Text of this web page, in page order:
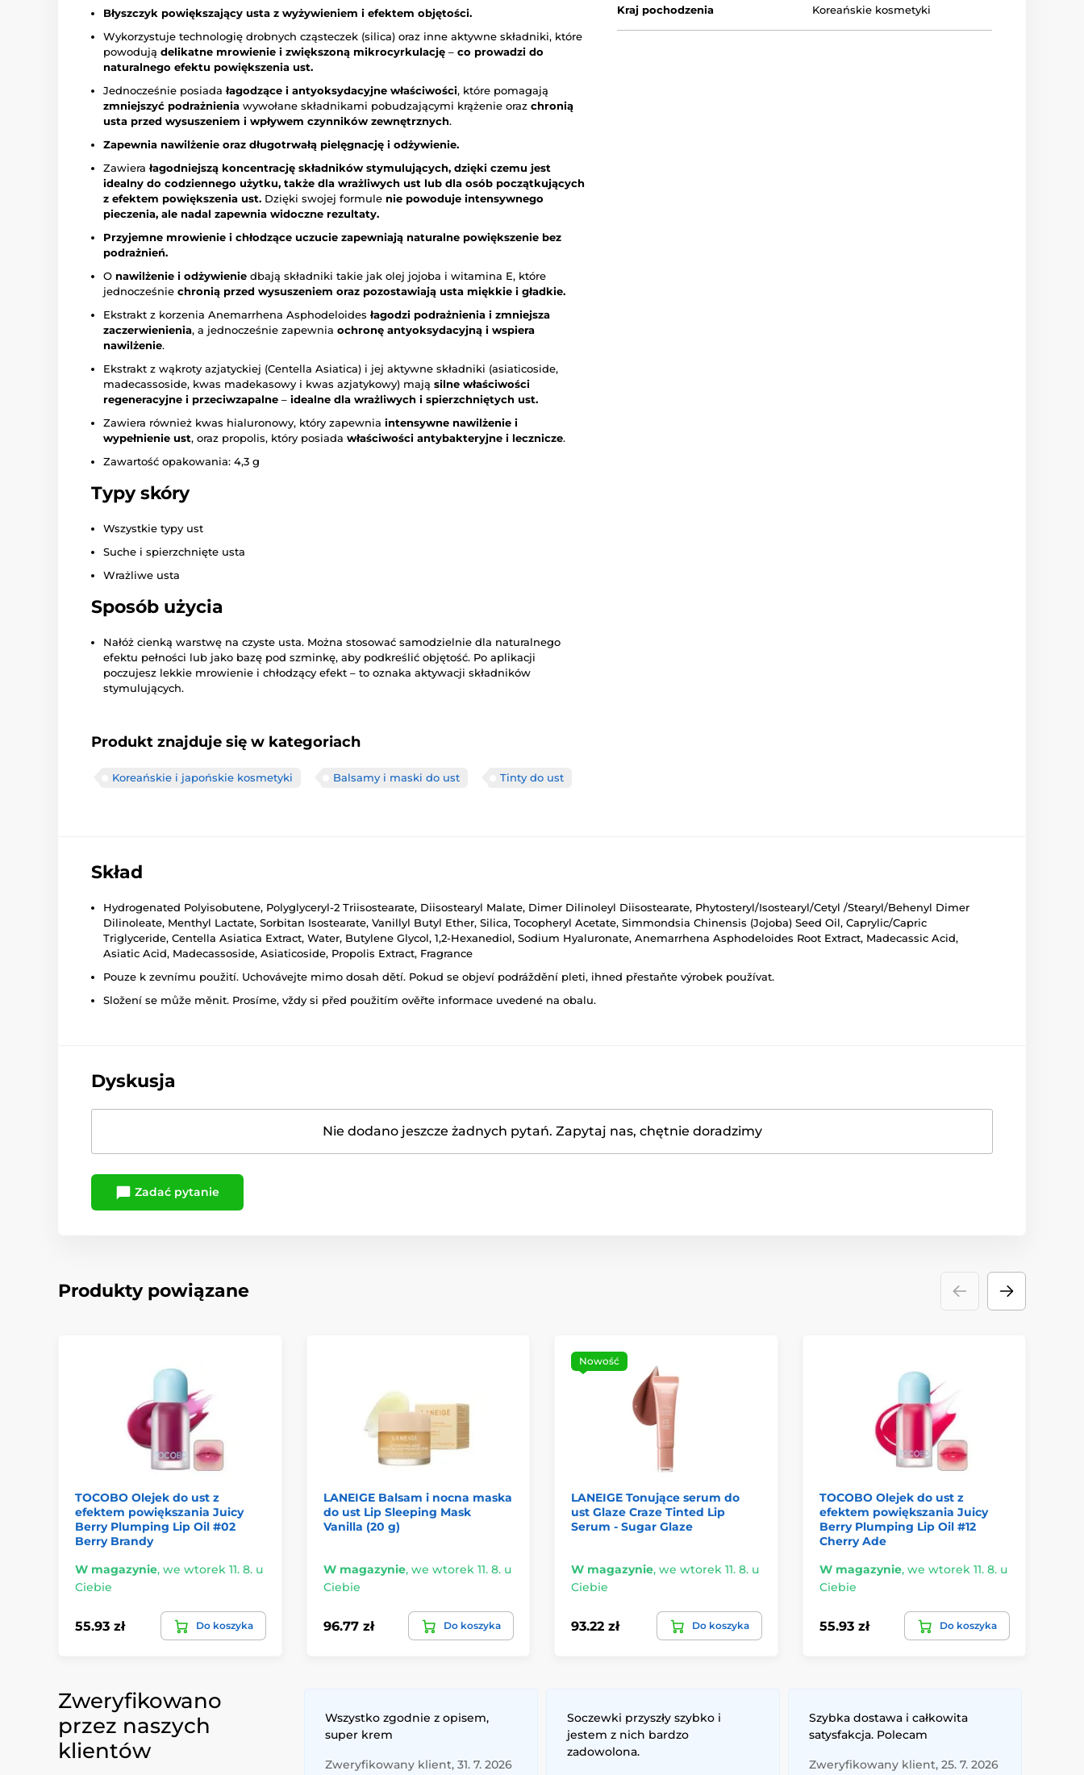
Błyszczyk powiększający usta z wyżywieniem i efektem objętości.
Wykorzystuje technologię drobnych cząsteczek (silica) oraz inne aktywne składniki, które
powodują delikatne mrowienie i zwiększoną mikrocyrkulację – co prowadzi do
naturalnego efektu powiększenia ust.
Jednocześnie posiada łagodzące i antyoksydacyjne właściwości, które pomagają
zmniejszyć podrażnienia wywołane składnikami pobudzającymi krążenie oraz chronią
usta przed wysuszeniem i wpływem czynników zewnętrznych.
Zapewnia nawilżenie oraz długotrwałą pielęgnację i odżywienie.
Zawiera łagodniejszą koncentrację składników stymulujących, dzięki czemu jest
idealny do codziennego użytku, także dla wrażliwych ust lub dla osób początkujących
z efektem powiększenia ust. Dzięki swojej formule nie powoduje intensywnego
pieczenia, ale nadal zapewnia widoczne rezultaty.
Przyjemne mrowienie i chłodzące uczucie zapewniają naturalne powiększenie bez
podrażnień.
O nawilżenie i odżywienie dbają składniki takie jak olej jojoba i witamina E, które
jednocześnie chronią przed wysuszeniem oraz pozostawiają usta miękkie i gładkie.
Ekstrakt z korzenia Anemarrhena Asphodeloides łagodzi podrażnienia i zmniejsza
zaczerwienienia, a jednocześnie zapewnia ochronę antyoksydacyjną i wspiera
nawilżenie.
Ekstrakt z wąkroty azjatyckiej (Centella Asiatica) i jej aktywne składniki (asiaticoside,
madecassoside, kwas madekasowy i kwas azjatykowy) mają silne właściwości
regeneracyjne i przeciwzapalne – idealne dla wrażliwych i spierzchniętych ust.
Zawiera również kwas hialuronowy, który zapewnia intensywne nawilżenie i
wypełnienie ust, oraz propolis, który posiada właściwości antybakteryjne i lecznicze.
Zawartość opakowania: 4,3 g
Typy skóry
Wszystkie typy ust
Suche i spierzchnięte usta
Wrażliwe usta
Sposób użycia
Nałóż cienką warstwę na czyste usta. Można stosować samodzielnie dla naturalnego
efektu pełności lub jako bazę pod szminkę, aby podkreślić objętość. Po aplikacji
poczujesz lekkie mrowienie i chłodzący efekt – to oznaka aktywacji składników
stymulujących.
Produkt znajduje się w kategoriach
Koreańskie i japońskie kosmetyki Balsamy i maski do ust Tinty do ust
Kraj pochodzenia Koreańskie kosmetyki
Skład
Hydrogenated Polyisobutene, Polyglyceryl-2 Triisostearate, Diisostearyl Malate, Dimer Dilinoleyl Diisostearate, Phytosteryl/Isostearyl/Cetyl /Stearyl/Behenyl Dimer
Dilinoleate, Menthyl Lactate, Sorbitan Isostearate, Vanillyl Butyl Ether, Silica, Tocopheryl Acetate, Simmondsia Chinensis (Jojoba) Seed Oil, Caprylic/Capric
Triglyceride, Centella Asiatica Extract, Water, Butylene Glycol, 1,2-Hexanediol, Sodium Hyaluronate, Anemarrhena Asphodeloides Root Extract, Madecassic Acid,
Asiatic Acid, Madecassoside, Asiaticoside, Propolis Extract, Fragrance
Pouze k zevnímu použití. Uchovávejte mimo dosah dětí. Pokud se objeví podráždění pleti, ihned přestaňte výrobek používat.
Složení se může měnit. Prosíme, vždy si před použitím ověřte informace uvedené na obalu.
Dyskusja
Nie dodano jeszcze żadnych pytań. Zapytaj nas, chętnie doradzimy
Zadać pytanie
Produkty powiązane
TOCOBO Olejek do ust z
efektem powiększania Juicy
Berry Plumping Lip Oil #02
Berry Brandy
W magazynie, we wtorek 11. 8. u
Ciebie
55.93 zł Do koszyka
LANEIGE Balsam i nocna maska
do ust Lip Sleeping Mask
Vanilla (20 g)
W magazynie, we wtorek 11. 8. u
Ciebie
96.77 zł Do koszyka
Nowość
LANEIGE Tonujące serum do
ust Glaze Craze Tinted Lip
Serum - Sugar Glaze
W magazynie, we wtorek 11. 8. u
Ciebie
93.22 zł Do koszyka
TOCOBO Olejek do ust z
efektem powiększania Juicy
Berry Plumping Lip Oil #12
Cherry Ade
W magazynie, we wtorek 11. 8. u
Ciebie
55.93 zł Do koszyka
Zweryfikowano
przez naszych
klientów
Wszystko zgodnie z opisem,
super krem
Zweryfikowany klient, 31. 7. 2026
Soczewki przyszły szybko i
jestem z nich bardzo
zadowolona.
Szybka dostawa i całkowita
satysfakcja. Polecam
Zweryfikowany klient, 25. 7. 2026